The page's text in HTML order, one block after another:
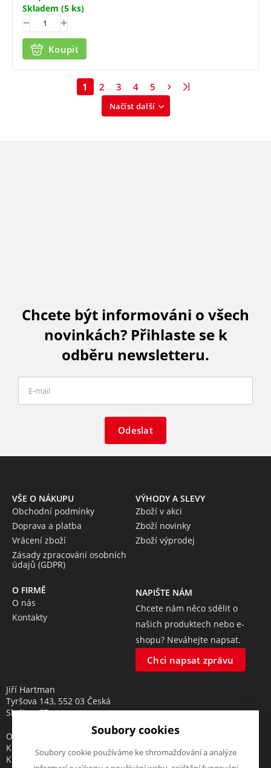
Skladem (5 ks)
Koupit
Načíst další
1 2 3 4 5
Chcete být informováni o všech
novinkách? Přihlaste se k
odběru newsletteru.
Odeslat
VŠE O NÁKUPU
Obchodní podmínky
Doprava a platba
Vrácení zboží
Zásady zpracování osobních
údajů (GDPR)
VÝHODY A SLEVY
Zboží v akci
Zboží novinky
Zboží výprodej
O FIRMĚ
O nás
Kontakty
NAPIŠTE NÁM
Chcete nám něco sdělit o
našich produktech nebo e-
shopu? Neváhejte napsat.
Chci napsat zprávu
Jiří Hartman
Tyršova 143, 552 03 Česká
Skalice, CZ
Obchodní rejstřík vedený u
Krajského soudu v Hradci
Králové, oddíl A, vložka 18553
Soubory cookies
Soubory cookie používáme ke shromažďování a analýze